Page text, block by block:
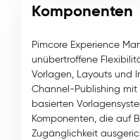
Komponenten
Pimcore Experience
unübertroffene
Vorlagen, Layouts und
Channel-Publishing
basierten
Komponenten, die auf
Zugänglichkeit